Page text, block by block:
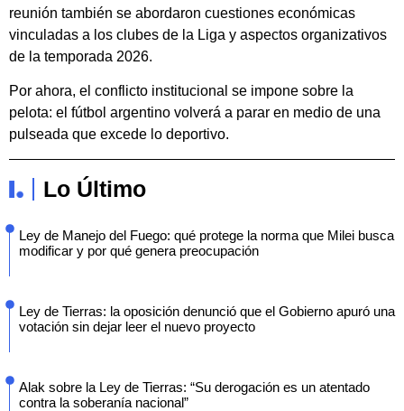
reunión también se abordaron cuestiones económicas
vinculadas a los clubes de la Liga y aspectos organizativos
de la temporada 2026.
Por ahora, el conflicto institucional se impone sobre la
pelota: el fútbol argentino volverá a parar en medio de una
pulseada que excede lo deportivo.
Lo Último
Ley de Manejo del Fuego: qué protege la norma que Milei busca
modificar y por qué genera preocupación
Ley de Tierras: la oposición denunció que el Gobierno apuró una
votación sin dejar leer el nuevo proyecto
Alak sobre la Ley de Tierras: “Su derogación es un atentado
contra la soberanía nacional”